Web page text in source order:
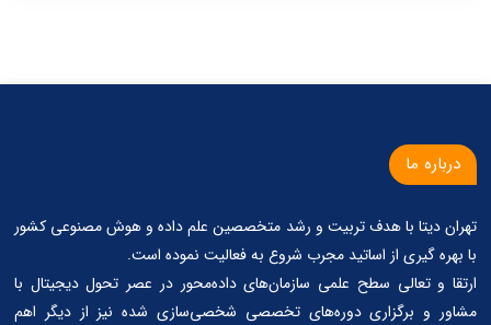
درباره ما
تهران دیتا با هدف تربیت و رشد متخصصین علم داده و هوش مصنوعی کشور
با بهره گیری از اساتید مجرب شروع به فعالیت نموده است.
ارتقا و تعالی سطح علمی سازمان‌های داده‌محور در عصر تحول دیجیتال با
مشاور و برگزاری دوره‌های تخصصی شخصی‌سازی شده نیز از دیگر اهم